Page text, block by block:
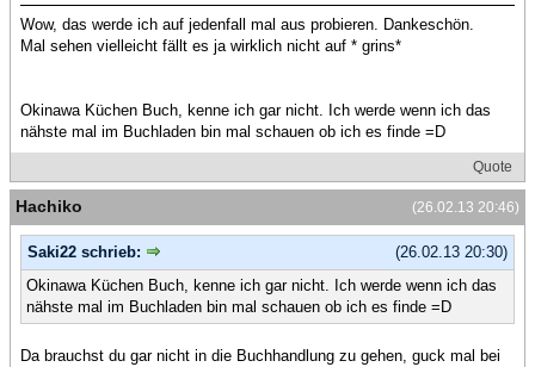
Wow, das werde ich auf jedenfall mal aus probieren. Dankeschön.
Mal sehen vielleicht fällt es ja wirklich nicht auf * grins*
Okinawa Küchen Buch, kenne ich gar nicht. Ich werde wenn ich das
nähste mal im Buchladen bin mal schauen ob ich es finde =D
Quote
(26.02.13 20:46)
Hachiko
(26.02.13 20:30)
Saki22 schrieb:
Okinawa Küchen Buch, kenne ich gar nicht. Ich werde wenn ich das
nähste mal im Buchladen bin mal schauen ob ich es finde =D
Da brauchst du gar nicht in die Buchhandlung zu gehen, guck mal bei